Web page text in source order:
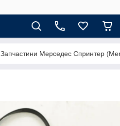
Запчастини Мерседес Спринтер